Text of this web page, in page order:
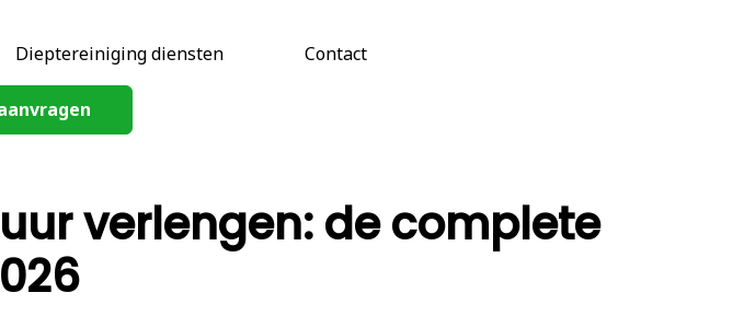
Dieptereiniging diensten Contact
verlengen: de complete